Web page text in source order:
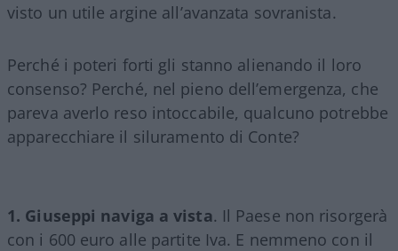
visto un utile argine all’avanzata sovranista.
Perché i poteri forti gli stanno alienando il loro
consenso? Perché, nel pieno dell’emergenza, che
pareva averlo reso intoccabile, qualcuno potrebbe
apparecchiare il siluramento di Conte?
1. Giuseppi naviga a vista. Il Paese non risorgerà
con i 600 euro alle partite Iva. E nemmeno con il